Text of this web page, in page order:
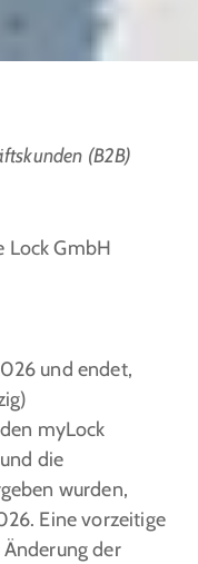
(B2B)
Lock GmbH
und endet,
myLock
die
wurden,
Eine vorzeitige
der